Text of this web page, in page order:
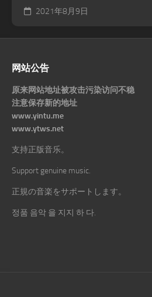
2021年8月9日
网站公告
原来网站地址被攻击污染访问不稳
注意保存新的地址
www.yintu.me
www.ytws.net
支持正版音乐。
Support genuine music.
正規の音楽をサポートします。
정품 음악 을 지지 하 다.